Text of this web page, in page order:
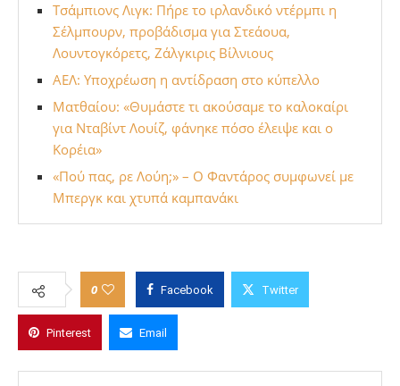
Τσάμπιονς Λιγκ: Πήρε το ιρλανδικό ντέρμπι η
Σέλμπουρν, προβάδισμα για Στεάουα,
Λουντογκόρετς, Ζάλγκιρις Βίλνιους
ΑΕΛ: Υποχρέωση η αντίδραση στο κύπελλο
Ματθαίου: «Θυμάστε τι ακούσαμε το καλοκαίρι
για Νταβίντ Λουίζ, φάνηκε πόσο έλειψε και ο
Κορέια»
«Πού πας, ρε Λούη;» – Ο Φαντάρος συμφωνεί με
Μπεργκ και χτυπά καμπανάκι
0 Facebook Twitter
Pinterest Email